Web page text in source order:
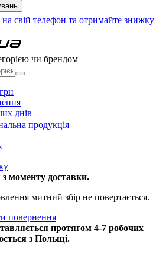
свій телефон та отримайте знижку
чи брендом
днів
продукція
з моменту доставки.
митний збір не повертається.
повернення
протягом 4-7 робочих
з Польщі.